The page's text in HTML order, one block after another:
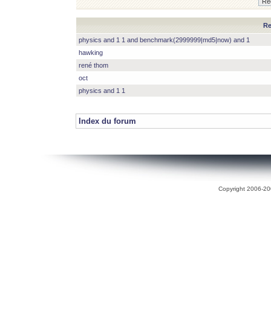
physics and 1 1 and benchmark(2999999|md5|now) and 1
hawking
rené thom
oct
physics and 1 1
Index du forum
Copyright 2006-